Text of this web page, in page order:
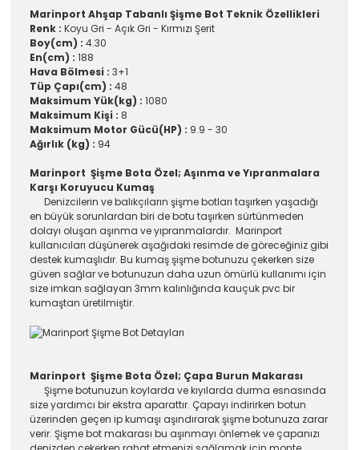
Marinport Ahşap Tabanlı Şişme Bot Teknik Özellikleri
Renk : Koyu Gri - Açık Gri - Kırmızı Şerit
Boy(cm) : 4.30
En(cm) : 188
Hava Bölmesi : 3+1
Tüp Çapı(cm) : 48
Maksimum Yük(kg) : 1080
Maksimum Kişi : 8
Maksimum Motor Gücü(HP) : 9.9 - 30
Ağırlık (kg) : 94
Marinport Şişme Bota Özel; Aşınma ve Yıpranmalara
Karşı Koruyucu Kumaş
Denizcilerin ve balıkçıların şişme botları taşırken yaşadığı
en büyük sorunlardan biri de botu taşırken sürtünmeden
dolayı oluşan aşınma ve yıpranmalardır. Marinport
kullanıcıları düşünerek aşağıdaki resimde de göreceğiniz gibi
destek kumaşlıdır. Bu kumaş şişme botunuzu çekerken size
güven sağlar ve botunuzun daha uzun ömürlü kullanımı için
size imkan sağlayan 3mm kalınlığında kauçuk pvc bir
kumaştan üretilmiştir.
Marinport Şişme Bota Özel; Çapa Burun Makarası
Şişme botunuzun koylarda ve kıyılarda durma esnasında
size yardımcı bir ekstra aparattır. Çapayı indirirken botun
üzerinden geçen ip kumaşı aşındırarak şişme botunuza zarar
verir. Şişme bot makarası bu aşınmayı önlemek ve çapanızı